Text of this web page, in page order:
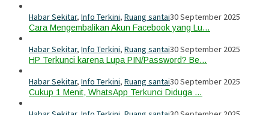
Habar Sekitar, Info Terkini, Ruang santai30 September 2025
Cara Mengembalikan Akun Facebook yang Lu…
Habar Sekitar, Info Terkini, Ruang santai30 September 2025
HP Terkunci karena Lupa PIN/Password? Be…
Habar Sekitar, Info Terkini, Ruang santai30 September 2025
Cukup 1 Menit, WhatsApp Terkunci Diduga …